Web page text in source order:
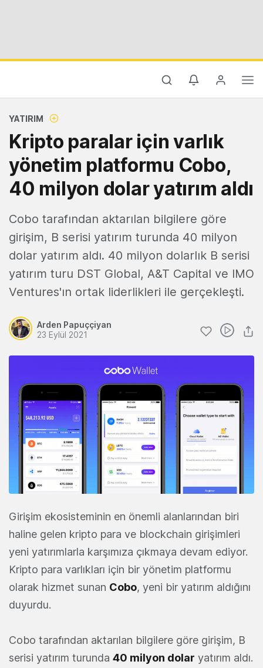
YATIRIM
Kripto paralar için varlık
yönetim platformu Cobo,
40 milyon dolar yatırım aldı
Cobo tarafından aktarılan bilgilere göre
girişim, B serisi yatırım turunda 40 milyon
dolar yatırım aldı. 40 milyon dolarlık B serisi
yatırım turu DST Global, A&T Capital ve IMO
Ventures'ın ortak liderlikleri ile gerçekleşti.
Arden Papuççiyan
23 Eylül 2021
Girişim ekosisteminin en önemli alanlarından biri
haline gelen kripto para ve blockchain girişimleri
yeni yatırımlarla karşımıza çıkmaya devam ediyor.
Kripto para varlıkları için bir yönetim platformu
olarak hizmet sunan Cobo, yeni bir yatırım aldığını
duyurdu.
Cobo tarafından aktarılan bilgilere göre girişim, B
serisi yatırım turunda 40 milyon dolar yatırım aldı.